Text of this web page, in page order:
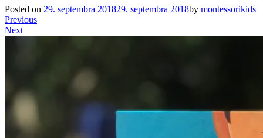
Posted on 29. septembra 201829. septembra 2018by montessorikids
Previous
Next